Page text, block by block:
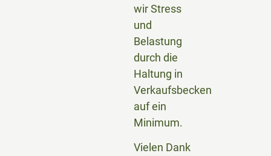
wir Stress
und
Belastung
durch die
Haltung in
Verkaufsbecken
auf ein
Minimum.
Vielen Dank